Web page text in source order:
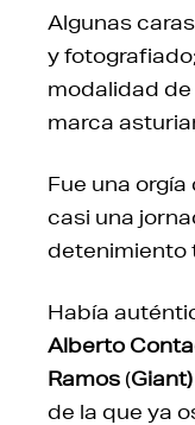
Algunas
y
modalidad de
marca
Fue una
casi una
detenimiento
Había
Alberto
Ramos (Giant)
de la que ya